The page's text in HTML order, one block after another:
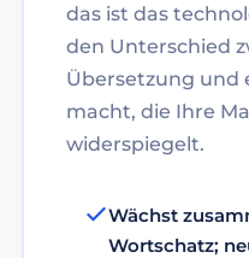
das ist das
den Unterschied
Übersetzung und
macht, die Ihre
widerspiegelt.
Wächst
Wortschatz;